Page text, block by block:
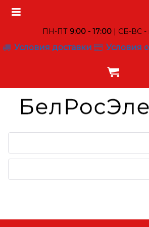
ПН-ПТ 9:00 - 17:00| СБ-ВС -
Условия доставки Условия